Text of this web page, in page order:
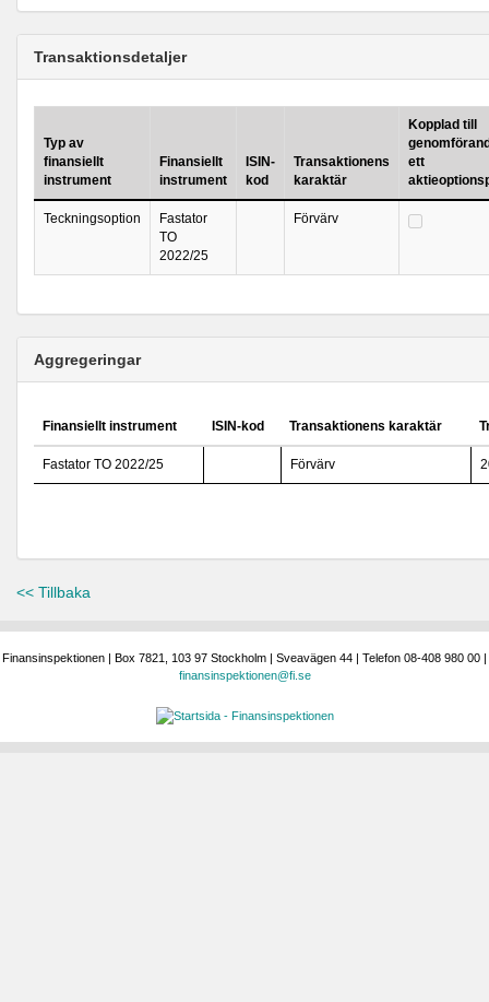
Transaktionsdetaljer
Typ av
finansiellt
instrument
Finansiellt
instrument
ISIN-
kod
Transaktionens
karaktär
Kopplad till
ett
Teckningsoption
Fastator
TO
2022/25
Förvärv
Aggregeringar
Finansiellt instrument ISIN-kod Transaktionens karaktär
Fastator TO 2022/25 Förvärv
<< Tillbaka
Finansinspektionen | Box 7821, 103 97 Stockholm | Sveavägen 44 | Telefon 08-408 980 00 |
finansinspektionen@fi.se